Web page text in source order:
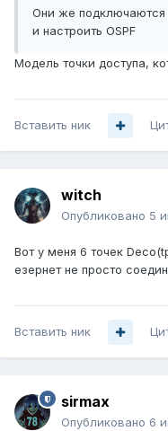
Они же подключаются
и настроить OSPF
Модель точки доступа,
Вставить ник
witch
Опубликовано 5
Вот у меня 6 точек
езернет не просто
Вставить ник
sirmax
Опубликовано 6